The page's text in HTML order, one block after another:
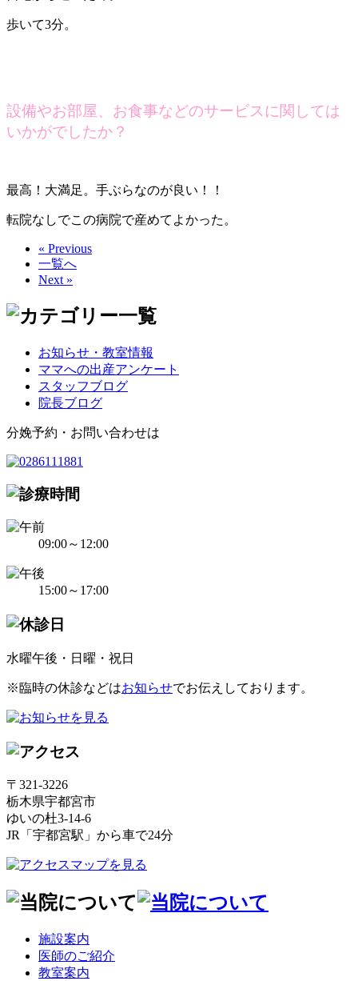
歩いて3分。
設備やお部屋、お食事などのサービスに関しては
いかがでしたか？
最高！大満足。手ぶらなのが良い！！
転院なしでこの病院で産めてよかった。
« Previous
一覧へ
Next »
お知らせ・教室情報
ママへの出産アンケート
スタッフブログ
院長ブログ
分娩予約・お問い合わせは
09:00～12:00
15:00～17:00
水曜午後・日曜・祝日
※臨時の休診などはお知らせでお伝えしております。
〒321-3226
栃木県宇都宮市
ゆいの杜3-14-6
JR「宇都宮駅」から車で24分
施設案内
医師のご紹介
教室案内